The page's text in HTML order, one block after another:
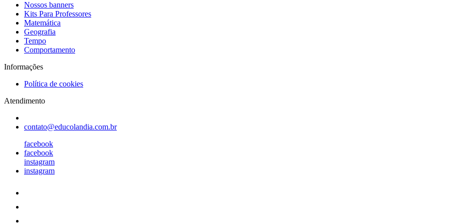
Nossos banners
Kits Para Professores
Matemática
Geografia
Tempo
Comportamento
Informações
Política de cookies
Atendimento
contato@educolandia.com.br
facebook
facebook
instagram
instagram